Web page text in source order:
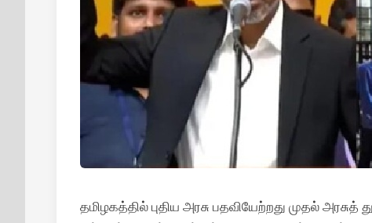
தமிழகத்தில் புதிய அரசு பதவியேற்றது முதல்